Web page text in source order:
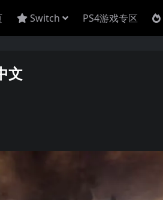
Switch PS4游戏专区
文